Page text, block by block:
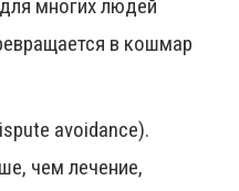
многих людей
в кошмар
avoidance).
чем лечение,